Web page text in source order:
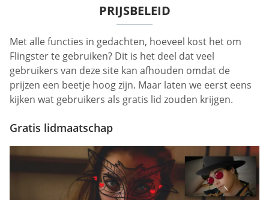
PRIJSBELEID
Met alle functies in gedachten, hoeveel kost het om
Flingster te gebruiken? Dit is het deel dat veel
gebruikers van deze site kan afhouden omdat de
prijzen een beetje hoog zijn. Maar laten we eerst eens
kijken wat gebruikers als gratis lid zouden krijgen.
Gratis lidmaatschap